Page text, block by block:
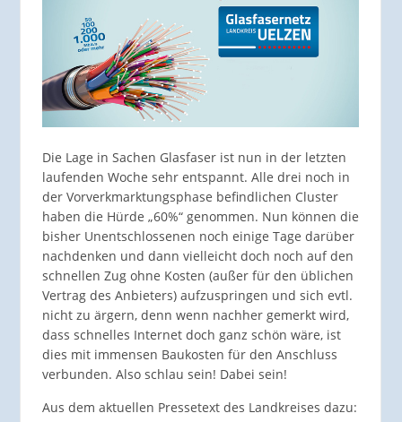
Die Lage in Sachen Glasfaser ist nun in der letzten
laufenden Woche sehr entspannt. Alle drei noch in
der Vorverkmarktungsphase befindlichen Cluster
haben die Hürde „60%“ genommen. Nun können die
bisher Unentschlossenen noch einige Tage darüber
nachdenken und dann vielleicht doch noch auf den
schnellen Zug ohne Kosten (außer für den üblichen
Vertrag des Anbieters) aufzuspringen und sich evtl.
nicht zu ärgern, denn wenn nachher gemerkt wird,
dass schnelles Internet doch ganz schön wäre, ist
dies mit immensen Baukosten für den Anschluss
verbunden. Also schlau sein! Dabei sein!
Aus dem aktuellen Pressetext des Landkreises dazu: